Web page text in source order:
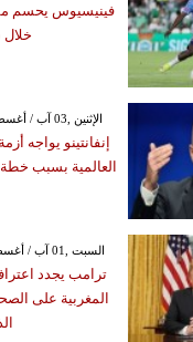
فينيسيوس يحسم
GMT 10:18 2026 الإثنين ,03 آب / أغسطس
إنفانتينو يواجه
العالمية بسبب
GMT 20:58 2026 السبت ,01 آب / أغسطس
ترامب يجدد
المغربية على